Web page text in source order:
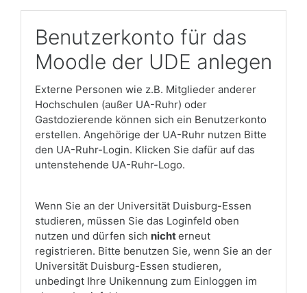
Benutzerkonto für das
Moodle der UDE anlegen
Externe Personen wie z.B. Mitglieder anderer
Hochschulen (außer UA-Ruhr) oder
Gastdozierende können sich ein Benutzerkonto
erstellen. Angehörige der UA-Ruhr nutzen Bitte
den UA-Ruhr-Login. Klicken Sie dafür auf das
untenstehende UA-Ruhr-Logo.
Wenn Sie an der Universität Duisburg-Essen
studieren, müssen Sie das Loginfeld oben
nutzen und dürfen sich nichterneut
registrieren. Bitte benutzen Sie, wenn Sie an der
Universität Duisburg-Essen studieren,
unbedingt Ihre Unikennung zum Einloggen im